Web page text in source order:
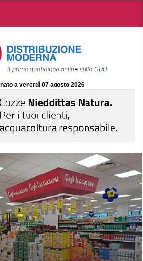
a venerdì 07 agosto 2026